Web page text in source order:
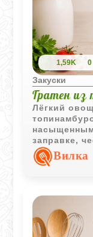
1,59K 0
Закуски
Гратен
Лёгкий
заправке,
корочке.
овощного
Вилка